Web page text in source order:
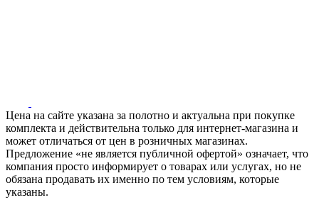
Цена на сайте указана за полотно и актуальна при покупке
комплекта и действительна только для интернет-магазина и
может отличаться от цен в розничных магазинах.
Предложение «не является публичной офертой» означает, что
компания просто информирует о товарах или услугах, но не
обязана продавать их именно по тем условиям, которые
указаны.